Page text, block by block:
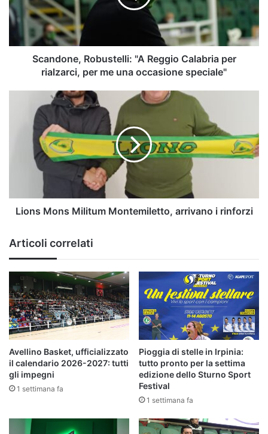
per
rialzarci,
me
occasione
Scandone, Robustelli: "A Reggio Calabria per
rialzarci, per me una occasione speciale"
Militum
Montemiletto,
arrivano
Lions Mons Militum Montemiletto, arrivano i rinforzi
Articoli correlati
Avellino Basket, ufficializzato
il calendario 2026-2027: tutti
gli impegni
1 settimana fa
Pioggia di stelle in Irpinia:
tutto pronto per la settima
edizione dello Sturno Sport
Festival
1 settimana fa